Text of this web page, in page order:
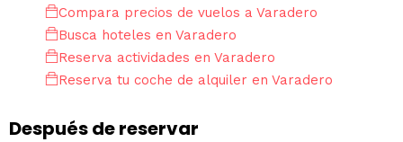
Compara precios de vuelos a Varadero
Busca hoteles en Varadero
Reserva actividades en Varadero
Reserva tu coche de alquiler en Varadero
Después de reservar